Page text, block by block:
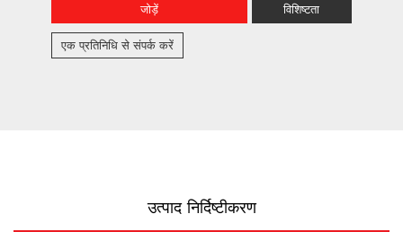
जोड़ें
विशिष्टता
एक प्रतिनिधि से संपर्क करें
उत्पाद निर्दिष्टीकरण